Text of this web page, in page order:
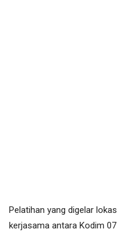
Pelatihan yang digelar
kerjasama antara Kodim